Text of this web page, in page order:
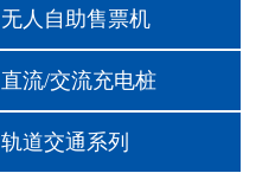
无人自助售票机
直流/交流充电桩
轨道交通系列